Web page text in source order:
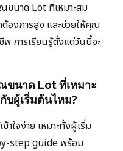
ขนาด Lot ที่เหมาะสม
องการสูง และช่วยให้คุณ
การเรียนรู้ตั้งแต่วันนี้จะ
ขนาด Lot ที่เหมาะ
บผู้เริ่มต้นไหม?
ใจง่าย เหมาะทั้งผู้เริ่ม
step guide พร้อม